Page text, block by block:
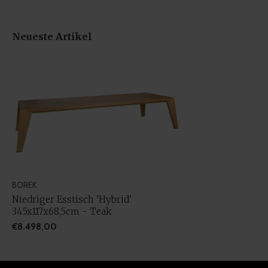
Neueste Artikel
BOREK
Niedriger Esstisch 'Hybrid'
345x117x68,5cm - Teak
€8.498,00